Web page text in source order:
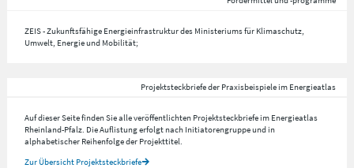
ZEIS - Zukunftsfähige Energieinfrastruktur des Ministeriums für Klimaschutz,
Umwelt, Energie und Mobilität;
Projektsteckbriefe der Praxisbeispiele im Energieatlas
Auf dieser Seite finden Sie alle veröffentlichten Projektsteckbriefe im Energieatlas
Rheinland-Pfalz. Die Auflistung erfolgt nach Initiatorengruppe und in
alphabetischer Reihenfolge der Projekttitel.
Zur Übersicht Projektsteckbriefe